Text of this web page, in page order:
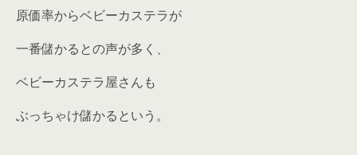
原価率からベビーカステラが
一番儲かるとの声が多く、
ベビーカステラ屋さんも
ぶっちゃけ儲かるという。